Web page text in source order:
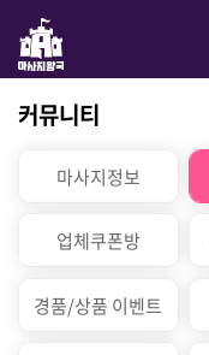
커뮤니티
마사지정보
업체쿠폰방
경품/상품 이벤트